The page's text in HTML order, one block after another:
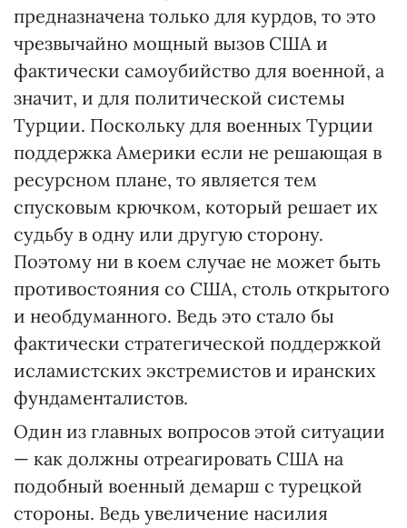
предназначена только для курдов, то это
чрезвычайно мощный вызов США и
фактически самоубийство для военной, а
значит, и для политической системы
Турции. Поскольку для военных Турции
поддержка Америки если не решающая в
ресурсном плане, то является тем
спусковым крючком, который решает их
судьбу в одну или другую сторону.
Поэтому ни в коем случае не может быть
противостояния со США, столь открытого
и необдуманного. Ведь это стало бы
фактически стратегической поддержкой
исламистских экстремистов и иранских
фундаменталистов.
Один из главных вопросов этой ситуации
— как должны отреагировать США на
подобный военный демарш с турецкой
стороны. Ведь увеличение насилия